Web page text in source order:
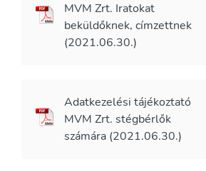
MVM Zrt. Iratokat
beküldőknek, címzettnek
(2021.06.30.)
Adatkezelési tájékoztató
MVM Zrt. stégbérlők
számára (2021.06.30.)